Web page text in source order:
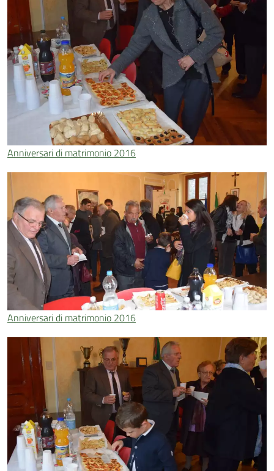
Anniversari di matrimonio 2016
Anniversari di matrimonio 2016